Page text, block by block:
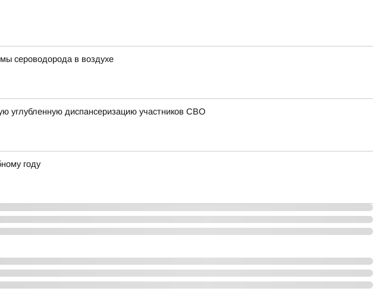
сероводорода в воздухе
углубленную диспансеризацию участников СВО
году